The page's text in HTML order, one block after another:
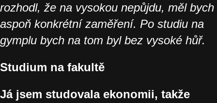
rozhodl, že na vysokou nepůjdu, měl bych
aspoň konkrétní zaměření. Po studiu na
gymplu bych na tom byl bez vysoké hůř.
Studium na fakultě
Já jsem studovala ekonomii, takže